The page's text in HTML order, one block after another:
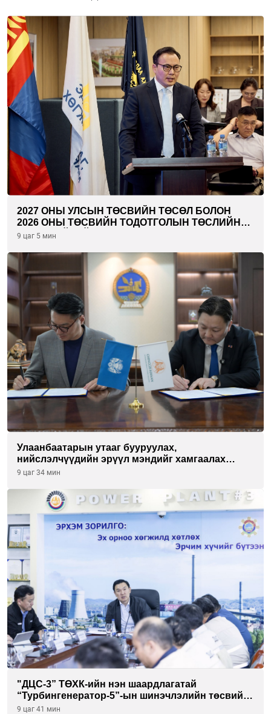
2027 ОНЫ УЛСЫН ТӨСВИЙН ТӨСӨЛ БОЛОН
2026 ОНЫ ТӨСВИЙН ТОДОТГОЛЫН ТӨСЛИЙН
ОЛОН НИЙТИЙН ХЭЛЭЛЦҮҮЛЭГ БОЛЛОО
9 цаг 5 мин
Улаанбаатарын утааг бууруулах,
нийслэлчүүдийн эрүүл мэндийг хамгаалах
төслийг “Чингис хаан баялгийн сан нэгдэл” ХХК-
9 цаг 34 мин
"ДЦС-3” ТӨХК-ийн нэн шаардлагатай
“Турбингенератор-5”-ын шинэчлэлийн төсвийг
шийдвэрлэхээр болов
9 цаг 41 мин